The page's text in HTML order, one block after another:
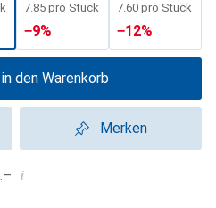
CHF
7.85 pro Stück
−9%
CHF
7.60 pro Stück
−12%
den Warenkorb
Merken
i